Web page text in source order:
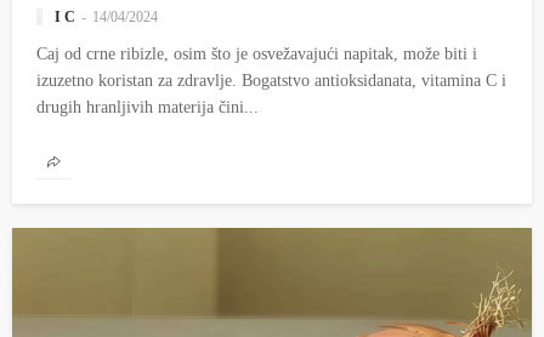
I C 14/04/2024
Caj od crne ribizle, osim što je osvežavajući napitak, može biti i
izuzetno koristan za zdravlje. Bogatstvo antioksidanata, vitamina C i
drugih hranljivih materija čini...